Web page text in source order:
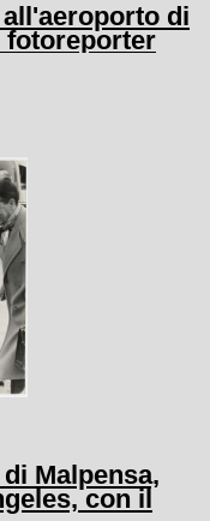
di
fotoreporter
Malpensa,
con il